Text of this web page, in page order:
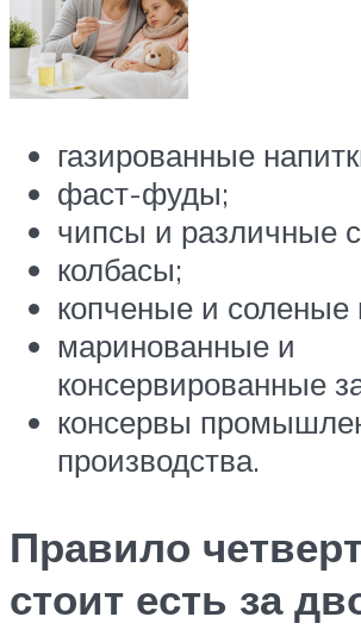
газированные
фаст-фуды;
чипсы и различные
колбасы;
копченые и соленые
маринованные и
консервированные
консервы
производства.
Правило
стоит есть за